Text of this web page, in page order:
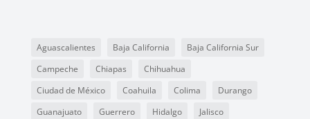
Aguascalientes Baja California
Baja California Sur
Campeche
Chiapas
Chihuahua
Ciudad de México
Coahuila Colima
Durango
Guanajuato
Guerrero Hidalgo
Jalisco